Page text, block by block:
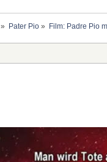
» Pater Pio» Film: Padre Pio